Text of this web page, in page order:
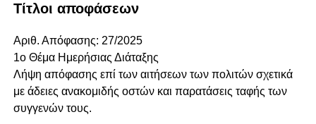
Τίτλοι αποφάσεων
Αριθ. Απόφασης: 27/2025
1ο Θέμα Ημερήσιας Διάταξης
Λήψη απόφασης επί των αιτήσεων των πολιτών σχετικά
με άδειες ανακομιδής οστών και παρατάσεις ταφής των
συγγενών τους.